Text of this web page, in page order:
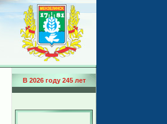
В 2026 году 245 лет